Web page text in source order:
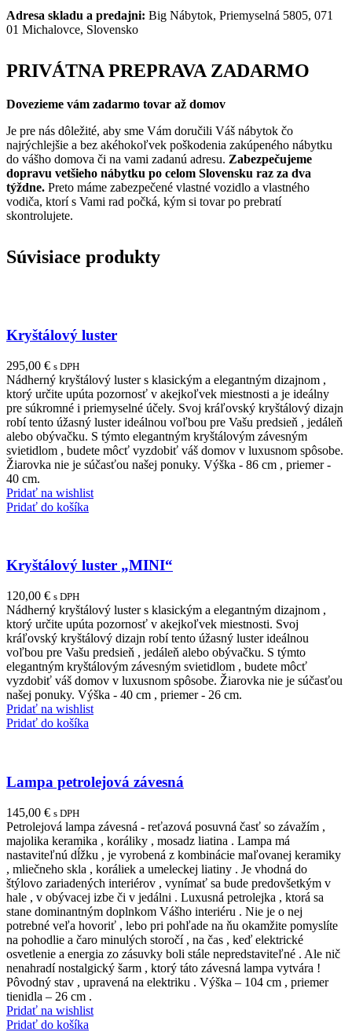
Adresa skladu a predajni: Big Nábytok, Priemyselná 5805, 071
01 Michalovce, Slovensko
PRIVÁTNA PREPRAVA ZADARMO
Dovezieme vám zadarmo tovar až domov
Je pre nás dôležité, aby sme Vám doručili Váš nábytok čo
najrýchlejšie a bez akéhokoľvek poškodenia zakúpeného nábytku
do vášho domova či na vami zadanú adresu. Zabezpečujeme
dopravu vetšieho nábytku po celom Slovensku raz za dva
týždne. Preto máme zabezpečené vlastné vozidlo a vlastného
vodiča, ktorí s Vami rad počká, kým si tovar po prebratí
skontrolujete.
Súvisiace produkty
Kryštálový luster
295,00 € s DPH
Nádherný kryštálový luster s klasickým a elegantným dizajnom ,
ktorý určite upúta pozornosť v akejkoľvek miestnosti a je ideálny
pre súkromné i priemyselné účely. Svoj kráľovský kryštálový dizajn
robí tento úžasný luster ideálnou voľbou pre Vašu predsieň , jedáleň
alebo obývačku. S týmto elegantným kryštálovým závesným
svietidlom , budete môcť vyzdobiť váš domov v luxusnom spôsobe.
Žiarovka nie je súčasťou našej ponuky. Výška - 86 cm , priemer -
40 cm.
Pridať na wishlist
Pridať do košíka
Kryštálový luster „MINI“
120,00 € s DPH
Nádherný kryštálový luster s klasickým a elegantným dizajnom ,
ktorý určite upúta pozornosť v akejkoľvek miestnosti. Svoj
kráľovský kryštálový dizajn robí tento úžasný luster ideálnou
voľbou pre Vašu predsieň , jedáleň alebo obývačku. S týmto
elegantným kryštálovým závesným svietidlom , budete môcť
vyzdobiť váš domov v luxusnom spôsobe. Žiarovka nie je súčasťou
našej ponuky. Výška - 40 cm , priemer - 26 cm.
Pridať na wishlist
Pridať do košíka
Lampa petrolejová závesná
145,00 € s DPH
Petrolejová lampa závesná - reťazová posuvná časť so závažím ,
majolika keramika , koráliky , mosadz liatina . Lampa má
nastaviteľnú dĺžku , je vyrobená z kombinácie maľovanej keramiky
, mliečneho skla , koráliek a umeleckej liatiny . Je vhodná do
štýlovo zariadených interiérov , vynímať sa bude predovšetkým v
hale , v obývacej izbe či v jedálni . Luxusná petrolejka , ktorá sa
stane dominantným doplnkom Vášho interiéru . Nie je o nej
potrebné veľa hovoriť , lebo pri pohľade na ňu okamžite pomyslíte
na pohodlie a čaro minulých storočí , na čas , keď elektrické
osvetlenie a energia zo zásuvky boli stále nepredstaviteľné . Ale nič
nenahradí nostalgický šarm , ktorý táto závesná lampa vytvára !
Pôvodný stav , upravená na elektriku . Výška – 104 cm , priemer
tienidla – 26 cm .
Pridať na wishlist
Pridať do košíka